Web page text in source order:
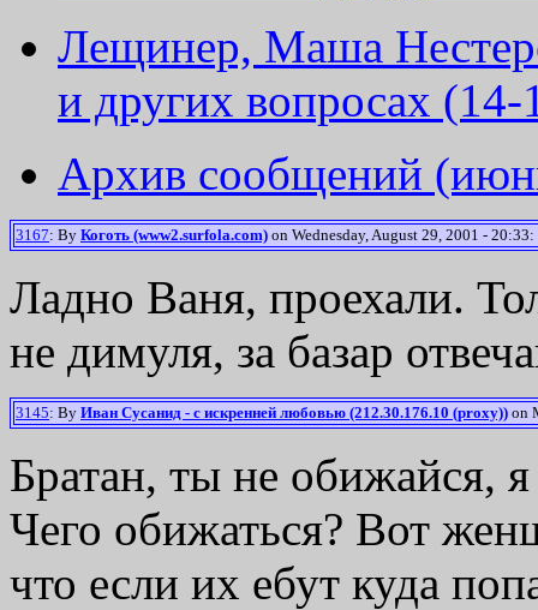
Лещинер, Маша
и других вопросах
Архив сообщений
3167: By Коготь (www2.surfola.com) on Wednesday, August 29, 2001 - 20:33:
Ладно Ваня, проехали.
не димуля, за базар
3145: By Иван Сусанид - с искренней любовью (212.30.176.10 (proxy)) on
Братан, ты не обижайся,
Чего обижаться? Вот
что если их ебут куда